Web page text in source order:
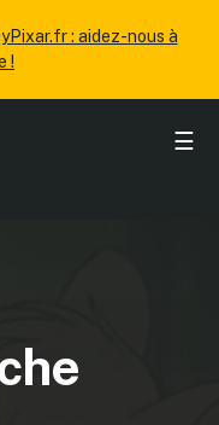
: aidez-nous à
!
☰